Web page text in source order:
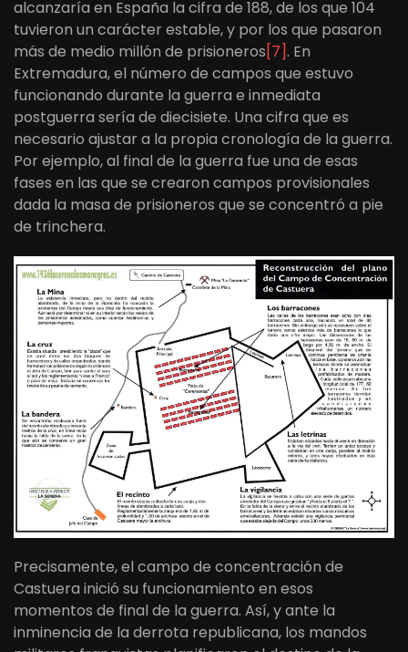
alcanzaría en España la cifra de 188, de los que 104
tuvieron un carácter estable, y por los que pasaron
más de medio millón de prisioneros[7]. En
Extremadura, el número de campos que estuvo
funcionando durante la guerra e inmediata
postguerra sería de diecisiete. Una cifra que es
necesario ajustar a la propia cronología de la guerra.
Por ejemplo, al final de la guerra fue una de esas
fases en las que se crearon campos provisionales
dada la masa de prisioneros que se concentró a pie
de trinchera.
Precisamente, el campo de concentración de
Castuera inició su funcionamiento en esos
momentos de final de la guerra. Así, y ante la
inminencia de la derrota republicana, los mandos